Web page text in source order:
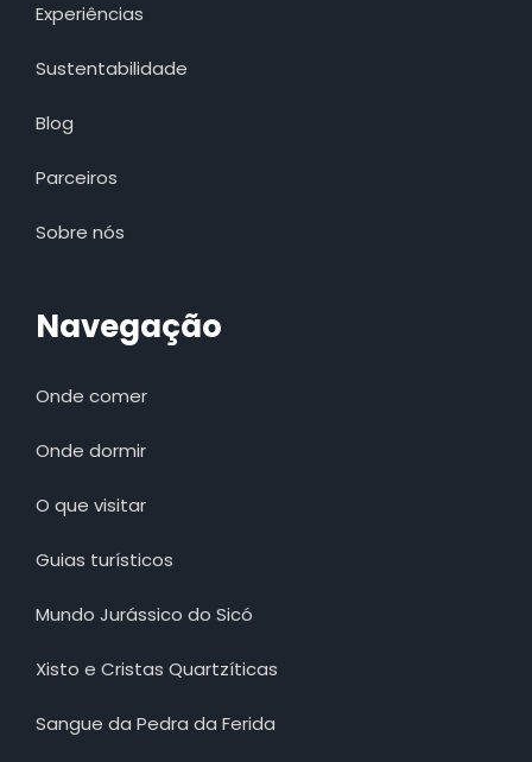
Experiências
Sustentabilidade
Blog
Parceiros
Sobre nós
Navegação
Onde comer
Onde dormir
O que visitar
Guias turísticos
Mundo Jurássico do Sicó
Xisto e Cristas Quartzíticas
Sangue da Pedra da Ferida